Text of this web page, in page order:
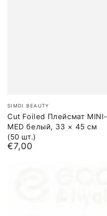
Бренд:
SIMDI BEAUTY
Cut Foiled Плейсмат MINI-
MED белый, 33 × 45 см
(50 шт.)
Обычная
€7,00